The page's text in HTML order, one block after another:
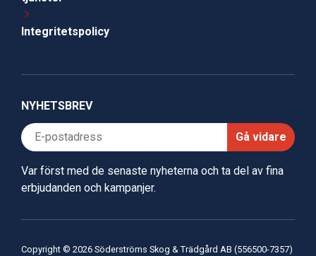
Integritetspolicy
NYHETSBREV
Gå vidare
Var först med de senaste nyheterna och ta del av fina
erbjudanden och kampanjer.
Copyright © 2026 Söderströms Skog & Trädgård AB (556500-7357)